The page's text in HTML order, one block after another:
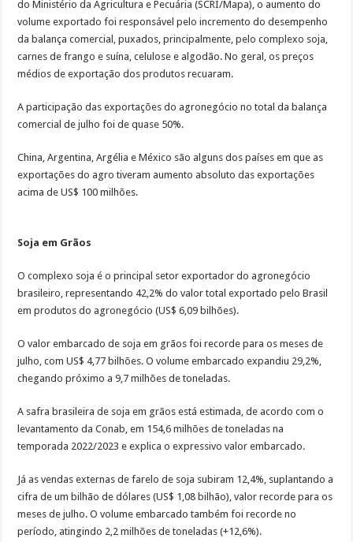
do Ministério da Agricultura e Pecuária (SCRI/Mapa), o aumento do
volume exportado foi responsável pelo incremento do desempenho
da balança comercial, puxados, principalmente, pelo complexo soja,
carnes de frango e suína, celulose e algodão. No geral, os preços
médios de exportação dos produtos recuaram.
A participação das exportações do agronegócio no total da balança
comercial de julho foi de quase 50%.
China, Argentina, Argélia e México são alguns dos países em que as
exportações do agro tiveram aumento absoluto das exportações
acima de US$ 100 milhões.
Soja em Grãos
O complexo soja é o principal setor exportador do agronegócio
brasileiro, representando 42,2% do valor total exportado pelo Brasil
em produtos do agronegócio (US$ 6,09 bilhões).
O valor embarcado de soja em grãos foi recorde para os meses de
julho, com US$ 4,77 bilhões. O volume embarcado expandiu 29,2%,
chegando próximo a 9,7 milhões de toneladas.
A safra brasileira de soja em grãos está estimada, de acordo com o
levantamento da Conab, em 154,6 milhões de toneladas na
temporada 2022/2023 e explica o expressivo valor embarcado.
Já as vendas externas de farelo de soja subiram 12,4%, suplantando a
cifra de um bilhão de dólares (US$ 1,08 bilhão), valor recorde para os
meses de julho. O volume embarcado também foi recorde no
período, atingindo 2,2 milhões de toneladas (+12,6%).